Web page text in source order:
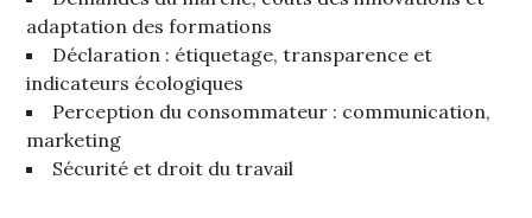
adaptation des formations
Déclaration : étiquetage, transparence et
indicateurs écologiques
Perception du consommateur : communication,
marketing
Sécurité et droit du travail